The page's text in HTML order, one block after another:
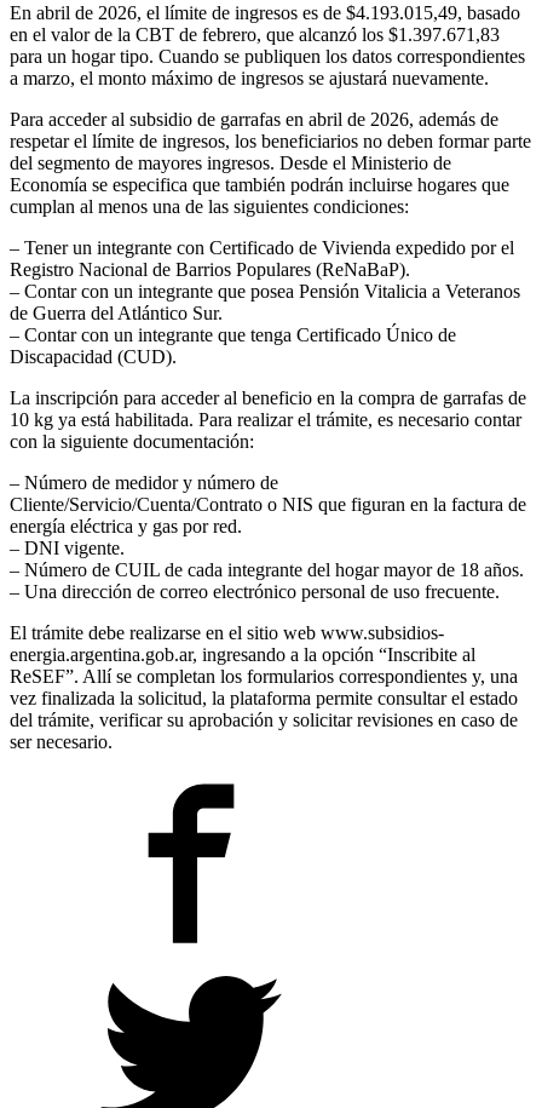
En abril de 2026, el límite de ingresos es de $4.193.015,49, basado
en el valor de la CBT de febrero, que alcanzó los $1.397.671,83
para un hogar tipo. Cuando se publiquen los datos correspondientes
a marzo, el monto máximo de ingresos se ajustará nuevamente.
Para acceder al subsidio de garrafas en abril de 2026, además de
respetar el límite de ingresos, los beneficiarios no deben formar parte
del segmento de mayores ingresos. Desde el Ministerio de
Economía se especifica que también podrán incluirse hogares que
cumplan al menos una de las siguientes condiciones:
– Tener un integrante con Certificado de Vivienda expedido por el
Registro Nacional de Barrios Populares (ReNaBaP).
– Contar con un integrante que posea Pensión Vitalicia a Veteranos
de Guerra del Atlántico Sur.
– Contar con un integrante que tenga Certificado Único de
Discapacidad (CUD).
La inscripción para acceder al beneficio en la compra de garrafas de
10 kg ya está habilitada. Para realizar el trámite, es necesario contar
con la siguiente documentación:
– Número de medidor y número de
Cliente/Servicio/Cuenta/Contrato o NIS que figuran en la factura de
energía eléctrica y gas por red.
– DNI vigente.
– Número de CUIL de cada integrante del hogar mayor de 18 años.
– Una dirección de correo electrónico personal de uso frecuente.
El trámite debe realizarse en el sitio web www.subsidios-
energia.argentina.gob.ar, ingresando a la opción “Inscribite al
ReSEF”. Allí se completan los formularios correspondientes y, una
vez finalizada la solicitud, la plataforma permite consultar el estado
del trámite, verificar su aprobación y solicitar revisiones en caso de
ser necesario.